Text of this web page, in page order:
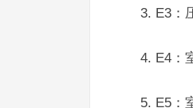
3. E3：
4. E4：
5. E5：